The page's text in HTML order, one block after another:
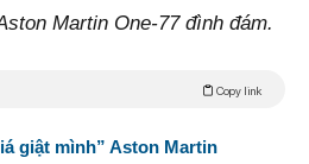
Martin One-77 đình đám.
Copy link
giật mình” Aston Martin